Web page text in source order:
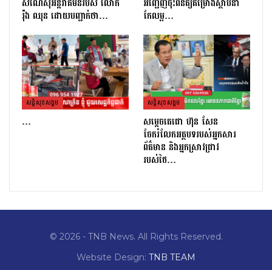
រ៉ុង ឈុន ដោយបញ្ជាក់ថា… កែលម្អ…
សន្តិសុខសង្គម
…
សន្តិសុខសង្គម
សម្តេចតេជោ ហ៊ុន សែន
ចែករំលែកអត្ថបទរបស់អ្នកសារ
ព័ត៌មាន និងអ្នកស្រាវជ្រាវ
របស់ថៃ…
© 2026 - TNB News. All Rights Reserved.
Website Design: TNB TEAM